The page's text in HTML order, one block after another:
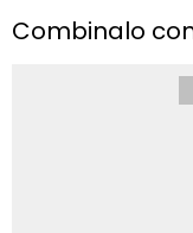
Combinalo